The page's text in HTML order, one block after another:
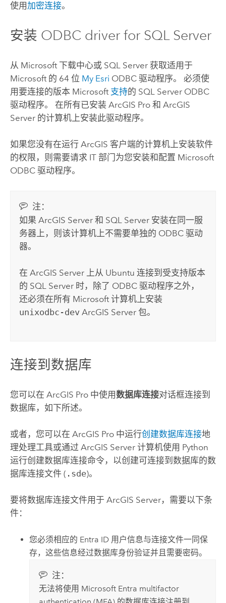
使用加密连接。
安装 ODBC driver for SQL Server
从 Microsoft下载中心或 SQL Server获取适用于
Microsoft的 64 位 My Esri ODBC 驱动程序。 必须使
用要连接的版本 Microsoft 支持的 SQL ServerODBC
驱动程序。 在所有已安装 ArcGIS Pro和 ArcGIS
Server的计算机上安装此驱动程序。
如果您没有在运行 ArcGIS 客户端的计算机上安装软件
的权限，则需要请求 IT 部门为您安装和配置 Microsoft
ODBC 驱动程序。
注：
如果ArcGIS Server 和 SQL Server 安装在同一服
务器上，则该计算机上不需要单独的 ODBC 驱动
器。
在ArcGIS Server 上从 Ubuntu 连接到受支持版本
的 SQL Server 时，除了 ODBC 驱动程序之外，
还必须在所有 Microsoft 计算机上安装
unixodbc-dev ArcGIS Server 包。
连接到数据库
您可以在 ArcGIS Pro中使用数据库连接对话框连接到
数据库，如下所述。
或者，您可以在 ArcGIS Pro中运行创建数据库连接地
理处理工具或通过 ArcGIS Server计算机使用 Python
运行创建数据库连接命令，以创建可连接到数据库的数
据库连接文件 ( .sde)。
要将数据库连接文件用于 ArcGIS Server，需要以下条
件：
您必须相应的 Entra ID 用户信息与连接文件一同保
存，这些信息经过数据库身份验证并且需要密码。
注：
无法将使用 Microsoft Entra multifactor